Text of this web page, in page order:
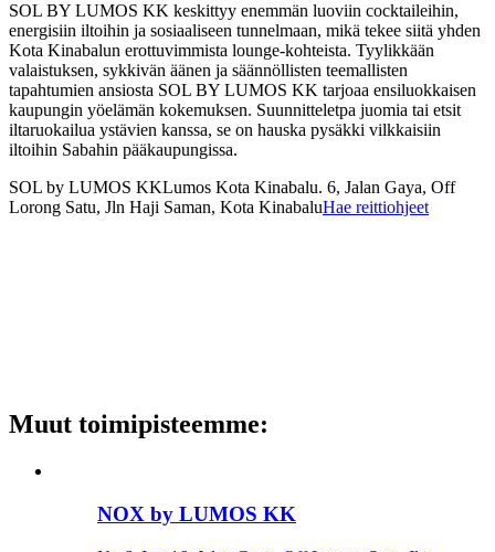
SOL BY LUMOS KK keskittyy enemmän luoviin cocktaileihin,
energisiin iltoihin ja sosiaaliseen tunnelmaan, mikä tekee siitä yhden
Kota Kinabalun erottuvimmista lounge-kohteista. Tyylikkään
valaistuksen, sykkivän äänen ja säännöllisten teemallisten
tapahtumien ansiosta SOL BY LUMOS KK tarjoaa ensiluokkaisen
kaupungin yöelämän kokemuksen. Suunnitteletpa juomia tai etsit
iltaruokailua ystävien kanssa, se on hauska pysäkki vilkkaisiin
iltoihin Sabahin pääkaupungissa.
SOL by LUMOS KKLumos Kota Kinabalu. 6, Jalan Gaya, Off
Lorong Satu, Jln Haji Saman, Kota KinabaluHae reittiohjeet
Muut toimipisteemme:
NOX by LUMOS KK